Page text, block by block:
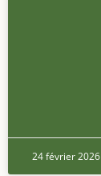
24 février 2026